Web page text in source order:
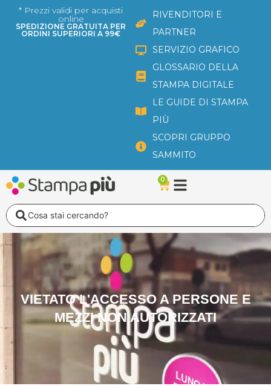
* Prezzi validi per acquisti
online
SPEDIZIONE GRATUITA PER
ORDINI SUPERIORI A 99€
RIVENDITORI E
PARTNER
SERVIZIO GRAFICO
GLOSSARIO DELLA
STAMPA DIGITALE
LE GUIDE DI STAMPA
PIÙ
SCOPRI GRUPPO
SAMMITO
0
Carrello
Search
...
VIETATO L'ACCESSO A PERSONE E
MEZZI NON AUTORIZZATI